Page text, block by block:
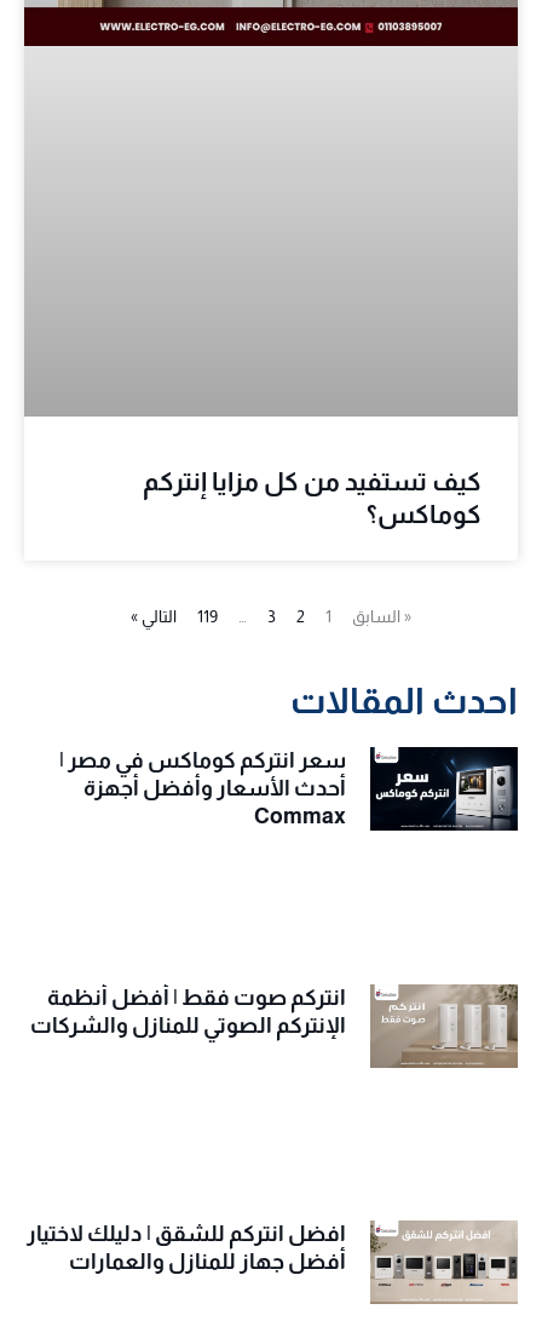
كيف تستفيد من كل مزايا إنتركم
كوماكس؟
« السابق 1
2
3
119 التالي »
احدث المقالات
سعر انتركم كوماكس في مصر |
أحدث الأسعار وأفضل أجهزة
Commax
انتركم صوت فقط | أفضل أنظمة
الإنتركم الصوتي للمنازل والشركات
افضل انتركم للشقق | دليلك لاختيار
أفضل جهاز للمنازل والعمارات